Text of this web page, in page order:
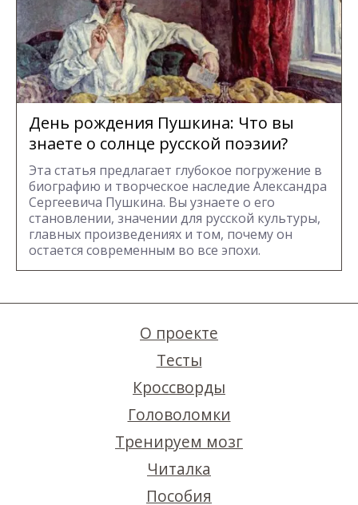
День рождения Пушкина: Что вы
знаете о солнце русской поэзии?
Эта статья предлагает глубокое погружение в
биографию и творческое наследие Александра
Сергеевича Пушкина. Вы узнаете о его
становлении, значении для русской культуры,
главных произведениях и том, почему он
остается современным во все эпохи.
О проекте
Тесты
Кроссворды
Головоломки
Тренируем мозг
Читалка
Пособия